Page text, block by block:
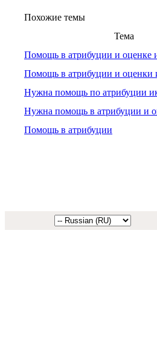
Похожие темы
Тема
Помощь в атрибуции и оценке
Помощь в атрибуции и оценки
Нужна помощь по атрибуции
Нужна помощь в атрибуции и
Помощь в атрибуции